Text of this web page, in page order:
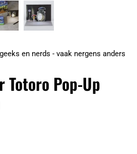
en nerds - vaak nergens anders
Totoro Pop-Up